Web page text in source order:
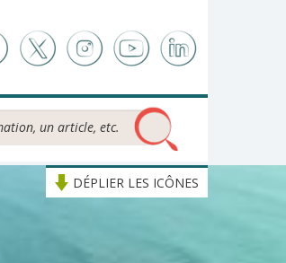
DÉPLIER LES ICÔNES